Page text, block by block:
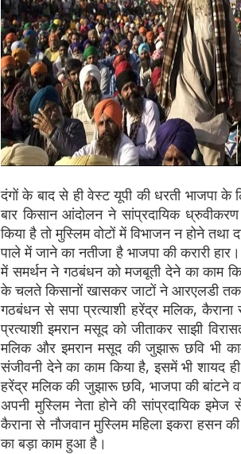
दंगों के बाद से ही वेस्ट यूपी की धरती भाजपा
बार किसान आंदोलन ने सांप्रदायिक
किया है तो मुस्लिम वोटों में विभाजन न होने
पाले में जाने का नतीजा है भाजपा की करारी
में समर्थन ने गठबंधन को मजबूती देने का काम
के चलते किसानों खासकर जाटों ने आरएलडी
गठबंधन से सपा प्रत्याशी हरेंद्र मलिक,
प्रत्याशी इमरान मसूद को जीताकर साझी
मलिक और इमरान मसूद की जुझारू छवि भी
संजीवनी देने का काम किया है, इसमें भी शायद
हरेंद्र मलिक की जुझारू छवि, भाजपा की बांटने
अपनी मुस्लिम नेता होने की सांप्रदायिक
कैराना से नौजवान मुस्लिम महिला इकरा हसन
का बड़ा काम हुआ है।